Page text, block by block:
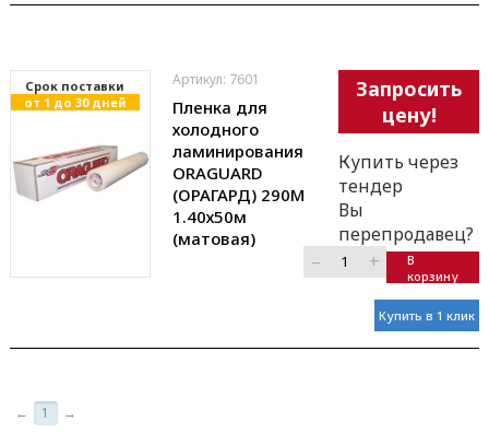
Cрок поставки
от 1 до 30 дней
Артикул: 7601
Пленка для
холодного
ламинирования
ORAGUARD
(ОРАГАРД) 290М
1.40х50м
(матовая)
Запросить
цену!
Купить через
тендер
Вы
перепродавец?
–
+
В
корзину
Купить в 1 клик
← 1 →